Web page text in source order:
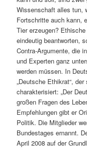
Wissenschaft alles tun,
Fortschritte auch kann,
Tier erzeugen?
eindeutig beantworten,
Contra-Argumente, die
und Experten ganz
werden müssen. In
„Deutsche Ethikrat“,
charakterisiert: „Der
großen Fragen des
Empfehlungen gibt er
Politik. Die Mitglieder
Bundestages ernannt.
April 2008 auf der